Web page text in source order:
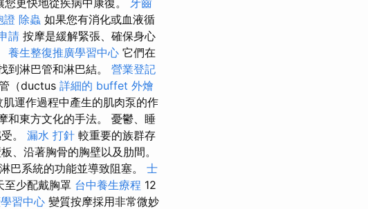
證 除蟲 如果您有消化或血液循
請 按摩是緩解緊張、確保身心
養生整復推廣學習中心 它們在
到淋巴管和淋巴結。 營業登記
（ductus 詳細的 buffet 外燴
肌運作過程中產生的肌肉泵的作
和東方文化的手法。 憂鬱、睡
。 漏水 打針 較重要的族群存
、沿著胸骨的胸壁以及肋間。
巴系統的功能並導致阻塞。 士
至少配戴胸罩 台中養生療程 12
習中心 變質按摩採用非常微妙